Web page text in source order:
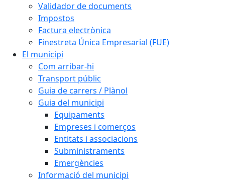
Validador de documents
Impostos
Factura electrònica
Finestreta Única Empresarial (FUE)
El municipi
Com arribar-hi
Transport públic
Guia de carrers / Plànol
Guia del municipi
Equipaments
Empreses i comerços
Entitats i associacions
Subministraments
Emergències
Informació del municipi